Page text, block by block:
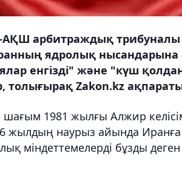
арбитраждық трибуналы
ядролық нысандарына
енгізді" және "күш
толығырақ Zakon.kz
шағым 1981 жылғы Алжир
жылдың наурыз айында
міндеттемелерді бұзды